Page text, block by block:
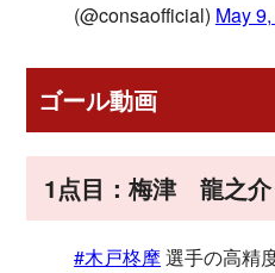
(@consaofficial) May
ゴール動画
1点目：梅津 龍之介
#木戸柊摩選手の高精